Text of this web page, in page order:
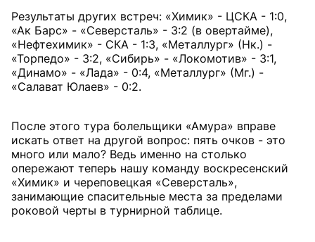
Результаты других встреч: «Химик» - ЦСКА - 1:0,
«Ак Барс» - «Северсталь» - 3:2 (в овертайме),
«Нефтехимик» - СКА - 1:3, «Металлург» (Нк.) -
«Торпедо» - 3:2, «Сибирь» - «Локомотив» - 3:1,
«Динамо» - «Лада» - 0:4, «Металлург» (Мг.) -
«Салават Юлаев» - 0:2.
После этого тура болельщики «Амура» вправе
искать ответ на другой вопрос: пять очков - это
много или мало? Ведь именно на столько
опережают теперь нашу команду воскресенский
«Химик» и череповецкая «Северсталь»,
занимающие спасительные места за пределами
роковой черты в турнирной таблице.